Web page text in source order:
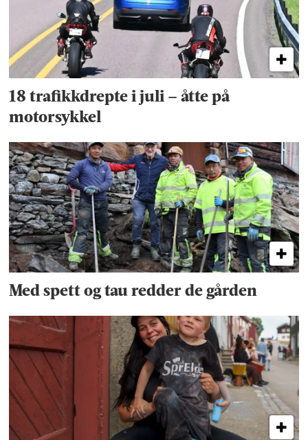
18 trafikkdrepte i juli – åtte på
motorsykkel
Med spett og tau redder de gården